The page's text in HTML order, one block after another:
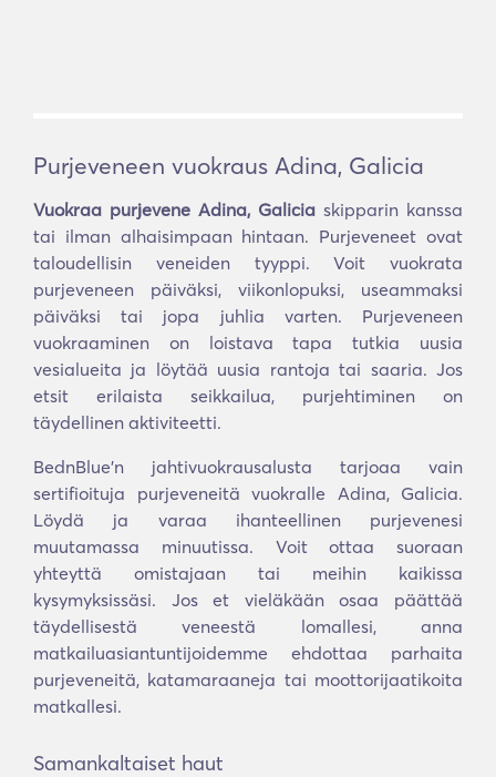
Purjeveneen vuokraus Adina, Galicia
Vuokraa purjevene Adina, Galicia skipparin kanssa
tai ilman alhaisimpaan hintaan. Purjeveneet ovat
taloudellisin veneiden tyyppi. Voit vuokrata
purjeveneen päiväksi, viikonlopuksi, useammaksi
päiväksi tai jopa juhlia varten. Purjeveneen
vuokraaminen on loistava tapa tutkia uusia
vesialueita ja löytää uusia rantoja tai saaria. Jos
etsit erilaista seikkailua, purjehtiminen on
täydellinen aktiviteetti.
BednBlue'n jahtivuokrausalusta tarjoaa vain
sertifioituja purjeveneitä vuokralle Adina, Galicia.
Löydä ja varaa ihanteellinen purjevenesi
muutamassa minuutissa. Voit ottaa suoraan
yhteyttä omistajaan tai meihin kaikissa
kysymyksissäsi. Jos et vieläkään osaa päättää
täydellisestä veneestä lomallesi, anna
matkailuasiantuntijoidemme ehdottaa parhaita
purjeveneitä, katamaraaneja tai moottorijaatikoita
matkallesi.
Samankaltaiset haut